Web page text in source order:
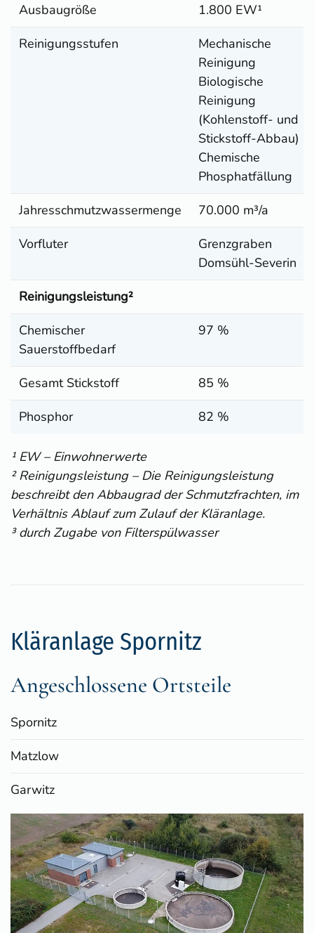
Ausbaugröße
1.800 EW¹
Reinigungsstufen
Mechanische
Reinigung
Biologische
Reinigung
(Kohlenstoff- und
Stickstoff-Abbau)
Chemische
Phosphatfällung
Jahresschmutzwassermenge
70.000 m³/a
Vorfluter
Grenzgraben
Domsühl-Severin
Reinigungsleistung²
Chemischer
Sauerstoffbedarf
97 %
Gesamt Stickstoff
85 %
Phosphor
82 %
¹ EW – Einwohnerwerte
² Reinigungsleistung – Die Reinigungsleistung
beschreibt den Abbaugrad der Schmutzfrachten, im
Verhältnis Ablauf zum Zulauf der Kläranlage.
³ durch Zugabe von Filterspülwasser
Kläranlage Spornitz
Angeschlossene Ortsteile
Spornitz
Matzlow
Garwitz